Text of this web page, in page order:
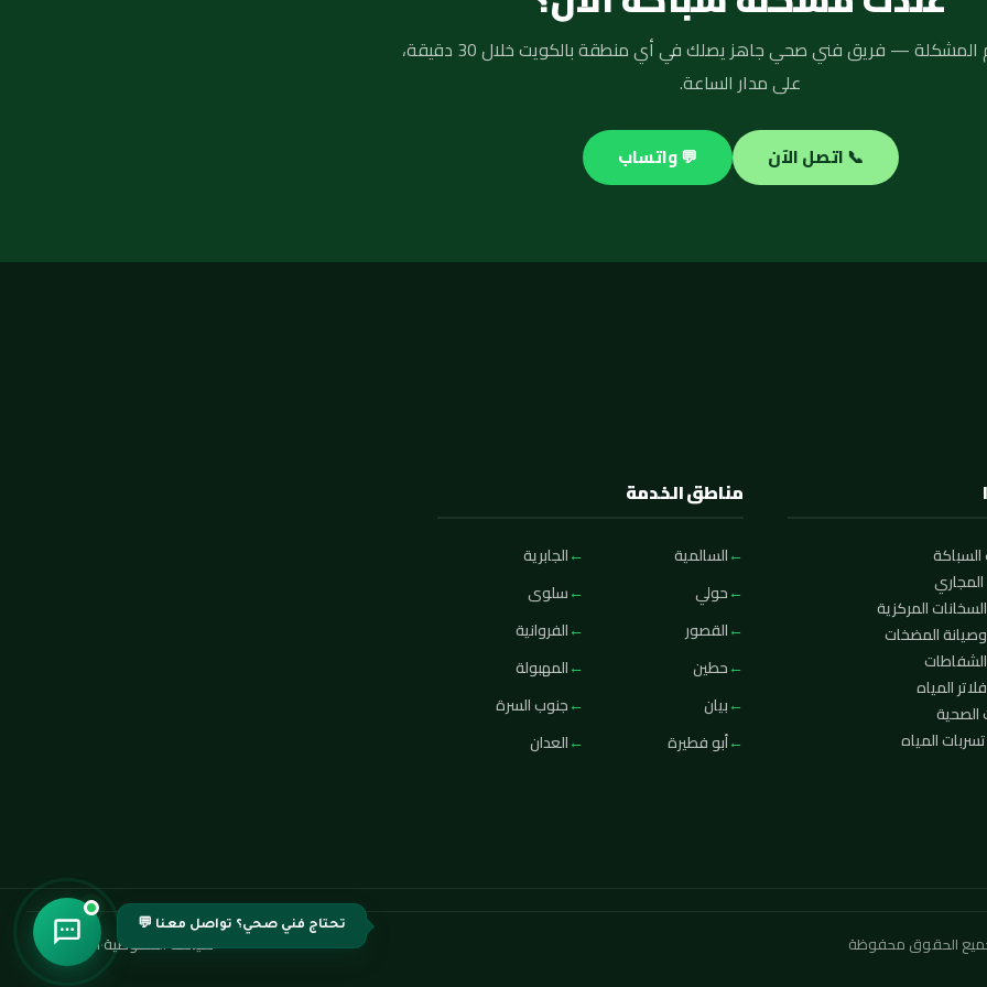
لا تنتظر تفاقم المشكلة — فريق فني صحي جاهز يصلك في أي منطقة بالكويت خلال 30 دقيقة،
على مدار الساعة.
📞 اتصل الآن 💬 واتساب
المركزية
المضخات
المياه
الصحية
المياه
مناطق الخدمة
السالمية
الجابرية
حولي
سلوى
القصور
الفروانية
حطين
المهبولة
بيان
جنوب السرة
أبو فطيرة
العدان
سياسة الخصوصية·اتصل بنا
تحتاج فني صحي؟ تواصل معنا 💬